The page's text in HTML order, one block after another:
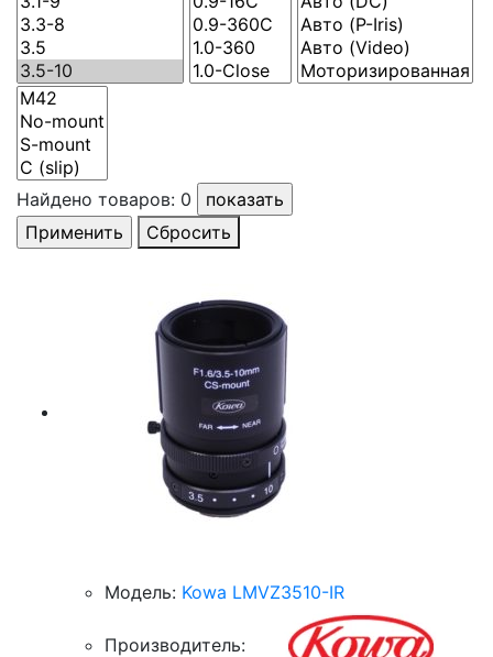
Найдено товаров: 0
Сбросить
Модель: Kowa LMVZ3510-IR
Производитель: